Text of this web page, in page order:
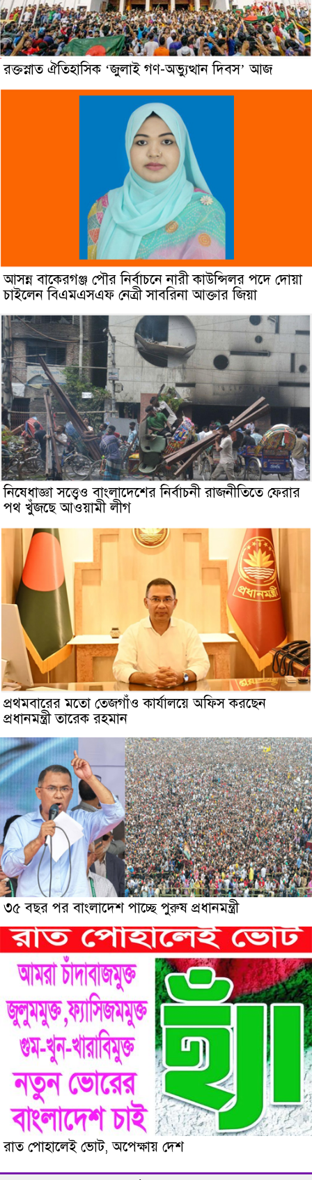
রক্তস্নাত ঐতিহাসিক ‌‘জুলাই গণ-অভ্যুত্থান দিবস’ আজ
আসন্ন বাকেরগঞ্জ পৌর নির্বাচনে নারী কাউন্সিলর পদে দোয়া
চাইলেন বিএমএসএফ নেত্রী সাবরিনা আক্তার জিয়া
নিষেধাজ্ঞা সত্ত্বেও বাংলাদেশের নির্বাচনী রাজনীতিতে ফেরার
পথ খুঁজছে আওয়ামী লীগ
প্রথমবারের মতো তেজগাঁও কার্যালয়ে অফিস করছেন
প্রধানমন্ত্রী তারেক রহমান
৩৫ বছর পর বাংলাদেশ পাচ্ছে পুরুষ প্রধানমন্ত্রী
রাত পোহালেই ভোট, অপেক্ষায় দেশ